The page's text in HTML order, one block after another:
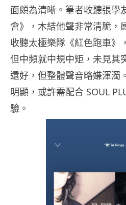
面頗為清晰。筆者收聽張學
會》，木結他聲非常清脆，
收聽太極樂隊《紅色跑車》
但中頻就中規中矩，未見其
還好，但整體聲音略嫌渾濁
明顯，或許需配合 SOUL
驗。